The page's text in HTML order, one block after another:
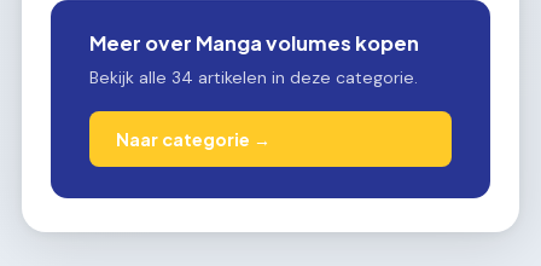
Meer over Manga volumes kopen
Bekijk alle 34 artikelen in deze categorie.
Naar categorie →